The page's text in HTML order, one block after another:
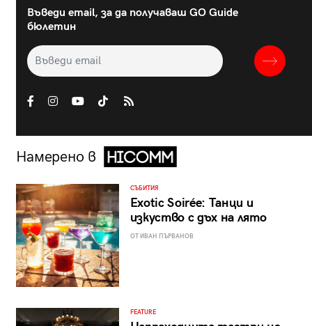
Въведи email, за да получаваш GO Guide
бюлетин
Намерено в
СЪБИТИЯ
Exotic Soirée: Танци и
изкуство с дъх на лято
ОТ ИВАН ПЪРВАНОВ
FEATURE